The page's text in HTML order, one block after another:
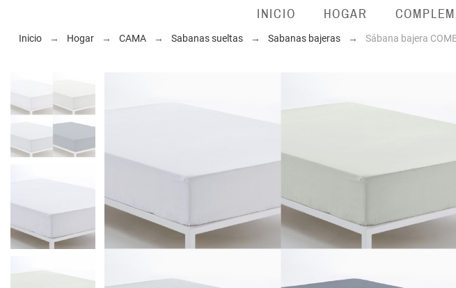
INICIO HOGAR
Inicio Hogar CAMA Sabanas sueltas Sabanas bajeras Sábana bajera